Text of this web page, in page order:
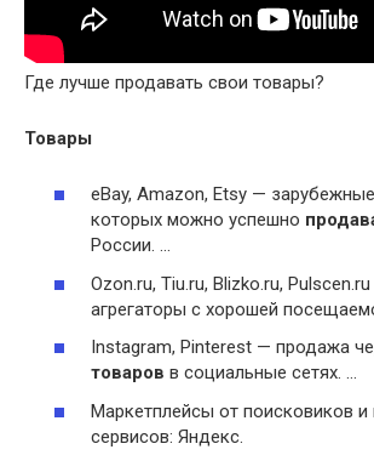
Где лучше продавать свои товары?
Товары
eBay, Amazon, Etsy —
которых можно успешно
России. …
Ozon.ru, Tiu.ru, Blizko.ru,
агрегаторы с хорошей
Instagram, Pinterest — продажа
товаров в социальные сетях. …
Маркетплейсы от поисковиков и
сервисов: Яндекс.